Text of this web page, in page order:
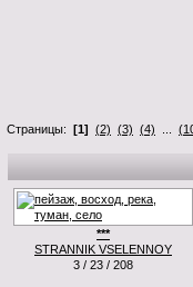
Страницы: [1] (2) (3) (4)
***
STRANNIK VSELENNOY
3 / 23 / 208